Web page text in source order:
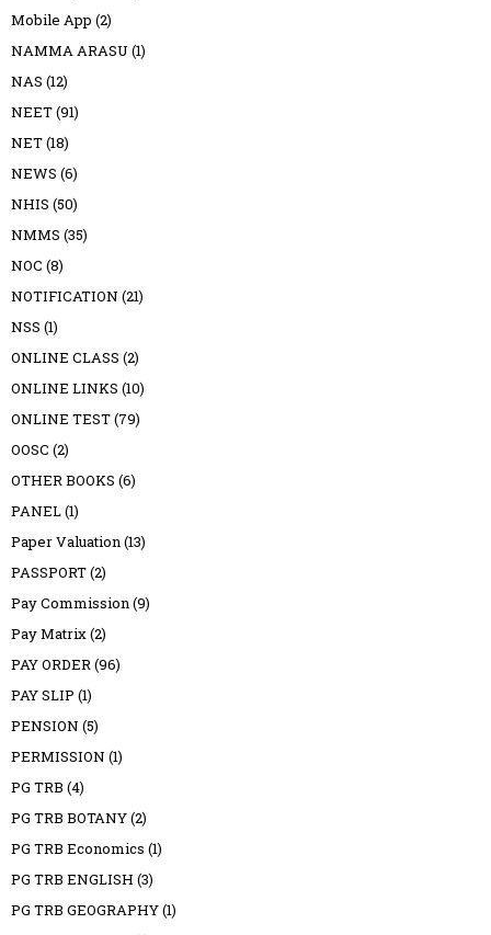
Mobile App (2)
NAMMA ARASU (1)
NAS (12)
NEET(91)
NET(18)
NEWS (6)
NHIS (50)
NMMS (35)
NOC (8)
NOTIFICATION (21)
NSS (1)
ONLINE CLASS (2)
ONLINE LINKS (10)
ONLINE TEST(79)
OOSC (2)
OTHER BOOKS (6)
PANEL(1)
Paper Valuation(13)
PASSPORT(2)
Pay Commission(9)
Pay Matrix(2)
PAY ORDER(96)
PAY SLIP (1)
PENSION (5)
PERMISSION (1)
PG TRB (4)
PG TRB BOTANY(2)
PG TRB Economics (1)
PG TRB ENGLISH (3)
PG TRB GEOGRAPHY(1)